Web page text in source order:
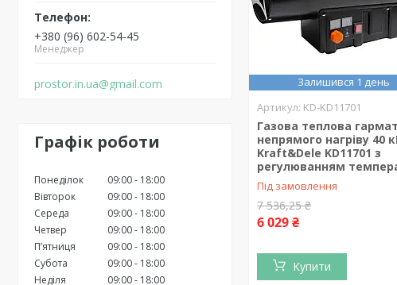
+380 (96) 602-54-45
Менеджер
prostor.in.ua@gmail.com
Графік роботи
Понеділок 09:00
18:00
Вівторок
09:00
18:00
Середа
09:00
18:00
Четвер
09:00
18:00
Пʼятниця
09:00
18:00
Субота
09:00
18:00
Неділя
09:00 18:00
Залишився 1 день
KD-KD11701
Газова теплова
непрямого нагріву 40
Kraft&Dele KD11701 з
регулюванням
Під замовлення
7 536,25 ₴
6 029 ₴
Купити